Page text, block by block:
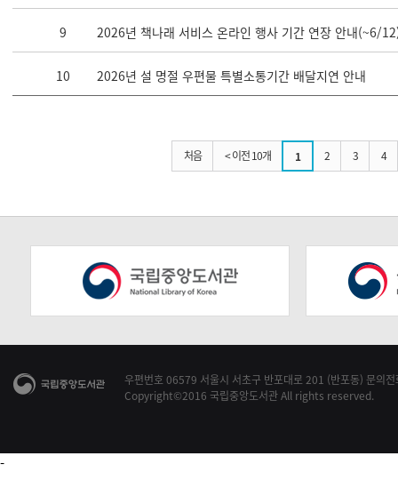
9 2026년 책나래 서비스 온라인 행사 기간 연장 안내(~6/
10 2026년 설 명절 우편물 특별소통기간 배달지연 안내
처음 < 이전 10개 1 2 3 4
우편번호 06579 서울시 서초구 반포대로 201 (반포동) 문
Copyright©2016 국립중앙도서관 All rights reserved.
-